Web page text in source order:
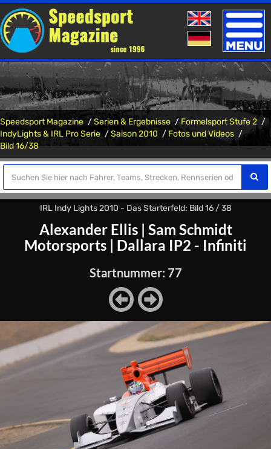
Toggle
Speedsport Magazine Serien & Ergebnisse
Formelsport Stufe 2
IndyLights & IRL Pro Serie
Saison 2010
Fotos und Videos
Bild 16/38
IRL Indy Lights 2010 - Das Starterfeld: Bild 16 / 38
Alexander Ellis| Sam Schmidt
Motorsports | Dallara IP2 - Infiniti
Startnummer: 77